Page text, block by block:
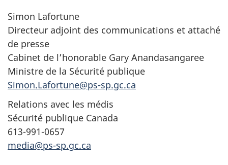
Simon Lafortune
Directeur adjoint des communications et attaché
de presse
Cabinet de l’honorable Gary Anandasangaree
Ministre de la Sécurité publique
Simon.Lafortune@ps-sp.gc.ca
Relations avec les médis
Sécurité publique Canada
613-991-0657
media@ps-sp.gc.ca